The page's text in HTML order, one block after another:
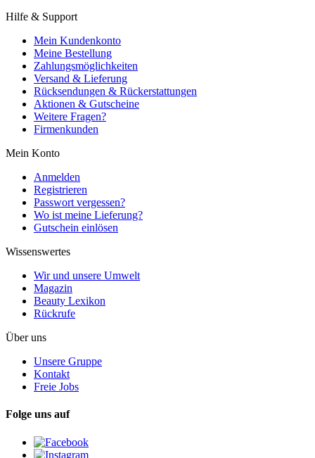
Hilfe & Support
Mein Kundenkonto
Meine Bestellung
Zahlungsmöglichkeiten
Versand & Lieferung
Rücksendungen & Rückerstattungen
Aktionen & Gutscheine
Weitere Fragen?
Firmenkunden
Mein Konto
Anmelden
Registrieren
Passwort vergessen?
Wo ist meine Lieferung?
Gutschein einlösen
Wissenswertes
Wir und unsere Umwelt
Magazin
Beauty Lexikon
Rückrufe
Über uns
Unsere Gruppe
Kontakt
Freie Jobs
Folge uns auf